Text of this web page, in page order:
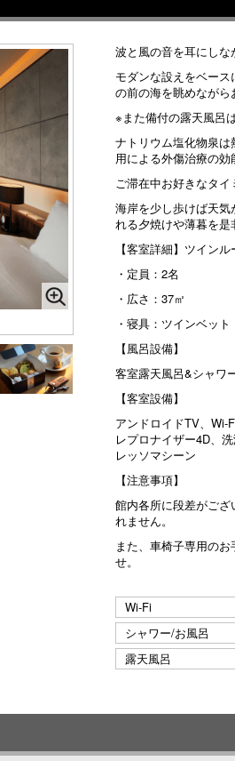
波と風の音を耳にしな
モダンな設えをベー
の前の海を眺めながら
※また備付の露天風呂
ナトリウム塩化物泉
用による外傷治療の効
ご滞在中お好きなタイ
海岸を少し歩けば天
れる夕焼けや薄暮を是
【客室詳細】ツイン
・定員：2名
・広さ：37㎡
・寝具：ツインベッ
【風呂設備】
客室露天風呂&シャワ
【客室設備】
アンドロイドTV、Wi-
レプロナイザー4D、
レッソマシーン
【注意事項】
館内各所に段差がご
れません。
また、車椅子専用の
せ。
Wi-Fi
シャワー/お風呂
露天風呂